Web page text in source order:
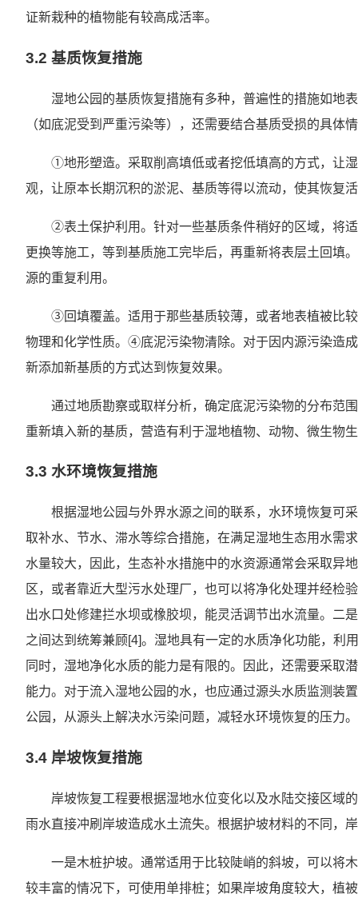
证新栽种的植物能有较高成活率。
3.2 基质恢复措施
湿地公园的基质恢复措施有多种，普遍性的措施如地
（如底泥受到严重污染等），还需要结合基质受损的具体
①地形塑造。采取削高填低或者挖低填高的方式，让
观，让原本长期沉积的淤泥、基质等得以流动，使其恢复
②表土保护利用。针对一些基质条件稍好的区域，将
更换等施工，等到基质施工完毕后，再重新将表层土回填
源的重复利用。
③回填覆盖。适用于那些基质较薄，或者地表植被比
物理和化学性质。④底泥污染物清除。对于因内源污染造
新添加新基质的方式达到恢复效果。
通过地质勘察或取样分析，确定底泥污染物的分布范
重新填入新的基质，营造有利于湿地植物、动物、微生物
3.3 水环境恢复措施
根据湿地公园与外界水源之间的联系，水环境恢复可
取补水、节水、滞水等综合措施，在满足湿地生态用水需
水量较大，因此，生态补水措施中的水资源通常会采取异
区，或者靠近大型污水处理厂，也可以将净化处理并经检
出水口处修建拦水坝或橡胶坝，能灵活调节出水流量。二
之间达到统筹兼顾[4]。湿地具有一定的水质净化功能，利
同时，湿地净化水质的能力是有限的。因此，还需要采取
能力。对于流入湿地公园的水，也应通过源头水质监测装
公园，从源头上解决水污染问题，减轻水环境恢复的压力。
3.4 岸坡恢复措施
岸坡恢复工程要根据湿地水位变化以及水陆交接区域
雨水直接冲刷岸坡造成水土流失。根据护坡材料的不同，
一是木桩护坡。通常适用于比较陡峭的斜坡，可以将
较丰富的情况下，可使用单排桩；如果岸坡角度较大，植